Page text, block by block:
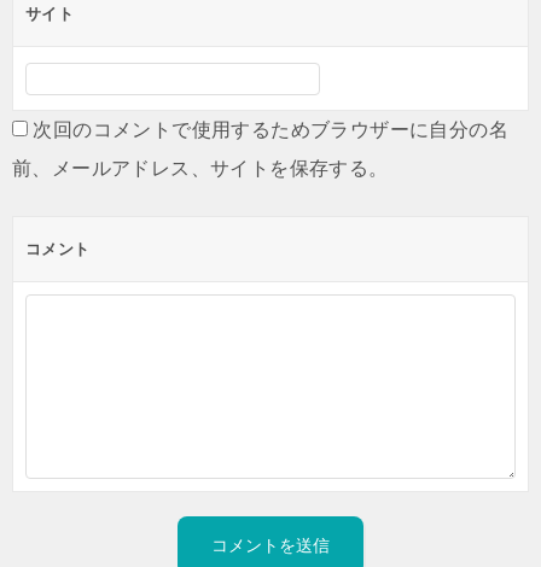
サイト
次回のコメントで使用するためブラウザーに自分の名
前、メールアドレス、サイトを保存する。
コメント